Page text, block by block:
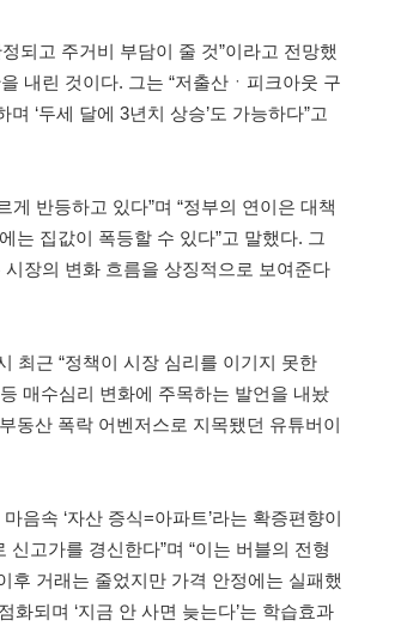
되고 주거비 부담이 줄 것”이라고 전망했
내린 것이다. 그는 “저출산ㆍ피크아웃 구
‘두세 달에 3년치 상승’도 가능하다”고
반등하고 있다”며 “정부의 연이은 대책
는 집값이 폭등할 수 있다”고 말했다. 그
시장의 변화 흐름을 상징적으로 보여준다
최근 “정책이 시장 심리를 이기지 못한
매수심리 변화에 주목하는 발언을 내놨
동산 폭락 어벤저스로 지목됐던 유튜버이
음속 ‘자산 증식=아파트’라는 확증편향이
고가를 경신한다”며 “이는 버블의 전형
후 거래는 줄었지만 가격 안정에는 실패했
화되며 ‘지금 안 사면 늦는다’는 학습효과